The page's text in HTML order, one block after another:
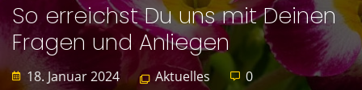
So erreichst Du uns mit Deinen
Fragen und Anliegen
18. Januar 2024 Aktuelles 0